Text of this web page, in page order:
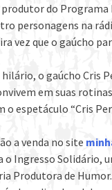
do Programa
personagens na
vez que o gaúcho
o gaúcho Cris
em suas
espetáculo “Cris
a venda no site
Ingresso Solidário,
Produtora de